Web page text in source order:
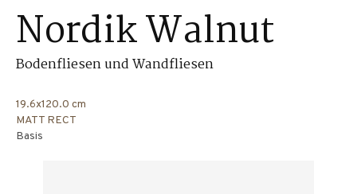
Nordik Walnut
Bodenfliesen und Wandfliesen
19.6x120.0 cm
MATT RECT
Basis